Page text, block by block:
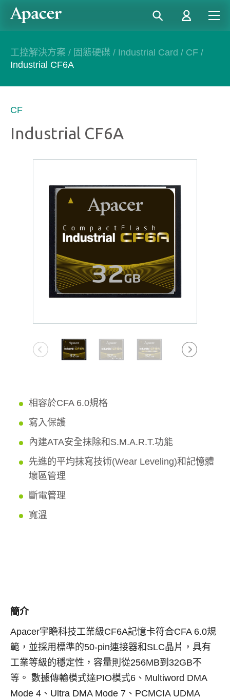
工控解決方案 / 固態硬碟 / Industrial Card / CF /
Industrial CF6A
CF
Industrial CF6A
相容於CFA 6.0規格
寫入保護
內建ATA安全抹除和S.M.A.R.T.功能
先進的平均抹寫技術(Wear Leveling)和記憶體
壞區管理
斷電管理
寬溫
簡介
Apacer宇瞻科技工業級CF6A記憶卡符合CFA 6.0規
範，並採用標準的50-pin連接器和SLC晶片，具有
工業等級的穩定性，容量則從256MB到32GB不
等。 數據傳輸模式達PIO模式6、Multiword DMA
Mode 4、Ultra DMA Mode 7、PCMCIA UDMA